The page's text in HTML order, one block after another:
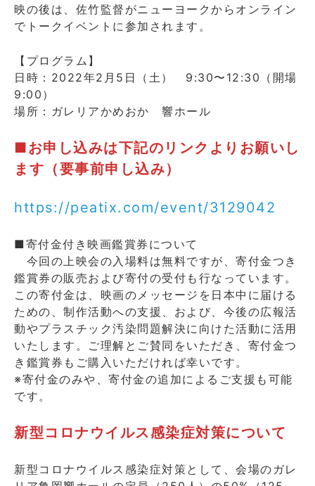
映の後は、佐竹監督がニューヨークからオンライン
でトークイベントに参加されます。
【プログラム】
日時：2022年2月5日（土） 9:30〜12:30（開場
9:00）
場所：ガレリアかめおか 響ホール
■お申し込みは下記のリンクよりお願いし
ます（要事前申し込み）
https://peatix.com/event/3129042
■寄付金付き映画鑑賞券について
今回の上映会の入場料は無料ですが、寄付金つき
鑑賞券の販売および寄付の受付も行なっています。
この寄付金は、映画のメッセージを日本中に届ける
ための、制作活動への支援、および、今後の広報活
動やプラスチック汚染問題解決に向けた活動に活用
いたします。ご理解とご賛同をいただき、寄付金つ
き鑑賞券もご購入いただければ幸いです。
※寄付金のみや、寄付金の追加によるご支援も可能
です。
新型コロナウイルス感染症対策について
新型コロナウイルス感染症対策として、会場のガレ